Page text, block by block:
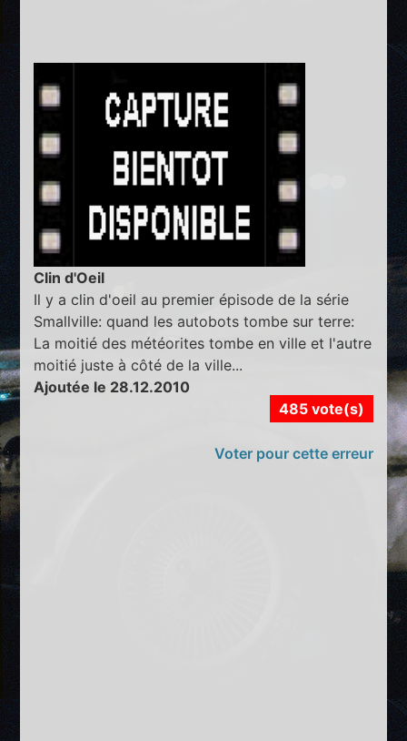
Clin d'Oeil
Il y a clin d'oeil au premier épisode de la série
Smallville: quand les autobots tombe sur terre:
La moitié des météorites tombe en ville et l'autre
moitié juste à côté de la ville...
Ajoutée le 28.12.2010
485 vote(s)
Voter pour cette erreur